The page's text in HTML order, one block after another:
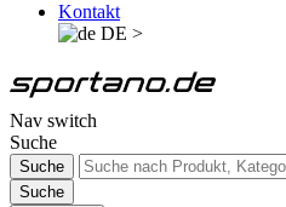
Kontakt
DE >
Nav switch
Suche
Suche
Suche